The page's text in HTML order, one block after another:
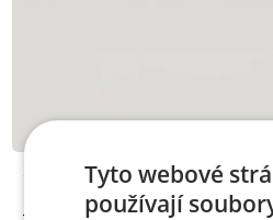
Nízké ponožky šedé
Tyto webové
používají